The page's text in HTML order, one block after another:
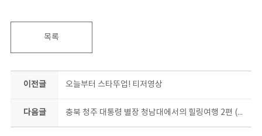
02:08 청남대 가로수 길
02:47 청남대 주차장 / 소요시간
06:01 대통령 기념관(별관)
#충북콘텐츠코리아랩 #충북콘랩 #랜선여행 #청주 #청남대 #여행 #
목록
이전글 오늘부터 스타뚜업! 티저영상
다음글 충북 청주 대통령 별장 청남대에서의 힐링여행 2편 (청주 가볼만한 곳,대통령 별장,대통령 길)